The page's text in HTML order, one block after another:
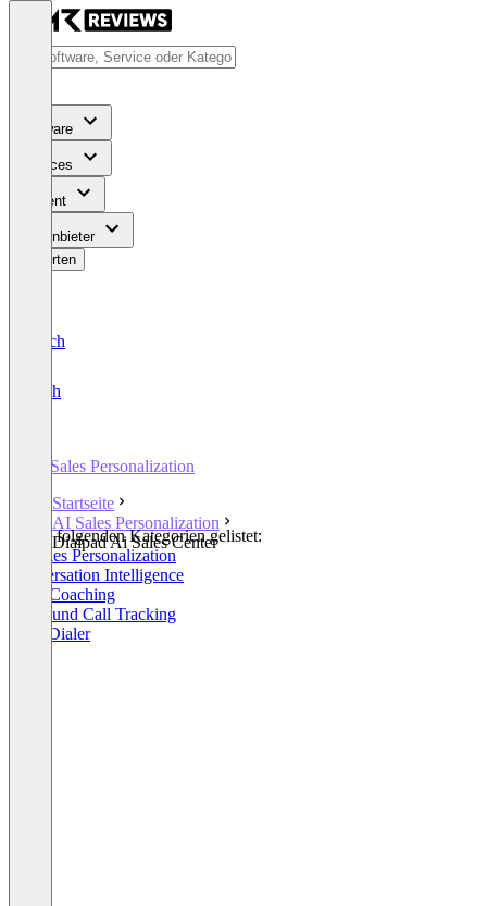
Software
Services
Content
Für Anbieter
Bewerten
Deutsch
English
AI Sales Personalization
Startseite
AI Sales Personalization
Dialpad Ai Sales Center
In den folgenden Kategorien gelistet:
AI Sales Personalization
Conversation Intelligence
Sales Coaching
Outbound Call Tracking
Auto Dialer